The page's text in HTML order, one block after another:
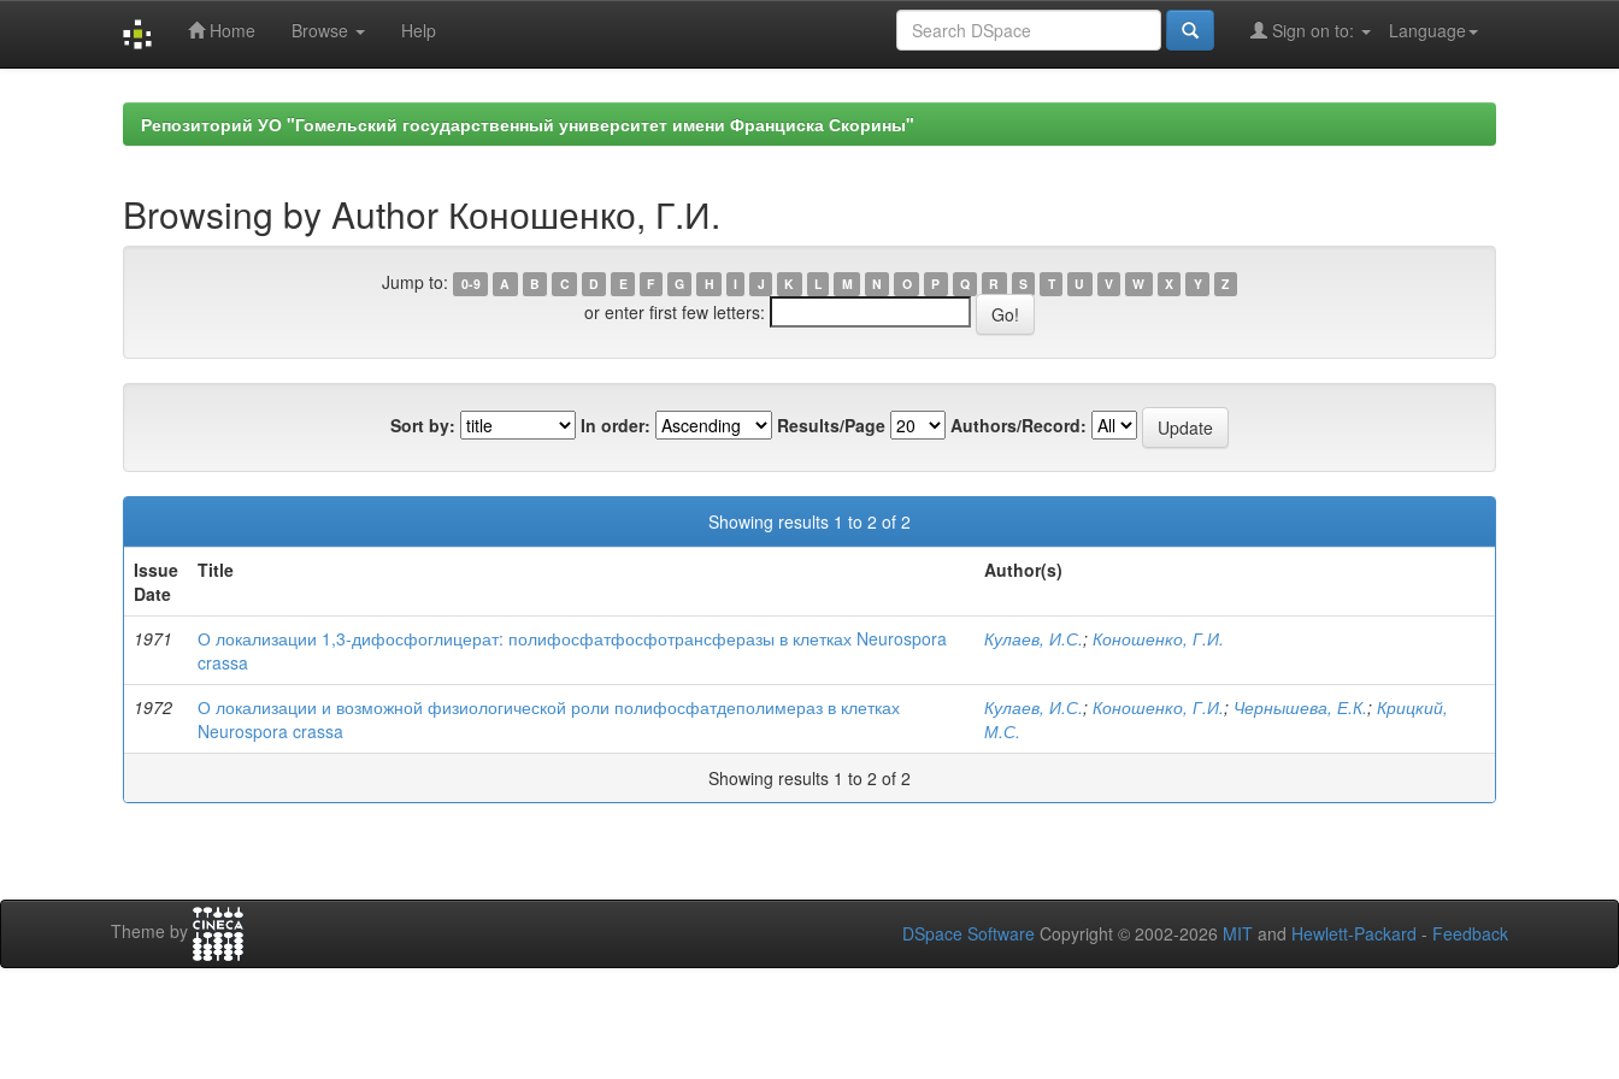
Home Browse Help Language
Sign on to:
Репозиторий УО "Гомельский государственный университет имени Франциска Скорины"
Browsing by Author Коношенко, Г.И.
Jump to: 0-9 A B C D E F G H I J K L M N O P Q R S T U V W X Y Z
or enter first few letters:
Sort by: In order: Results/Page Authors/Record:
Showing results 1 to 2 of 2
Issue
Date
Title Author(s)
1971
О локализации 1,3-дифосфоглицерат: полифосфатфосфотрансферазы в клетках Neurospora
crassa
Кулаев, И.С.; Коношенко, Г.И.
1972
О локализации и возможной физиологической роли полифосфатдеполимераз в клетках
Neurospora crassa
Кулаев, И.С.; Коношенко, Г.И.; Чернышева, Е.К.; Крицкий,
М.С.
Showing results 1 to 2 of 2
Theme by DSpace Software Copyright © 2002-2026 MIT and Hewlett-Packard - Feedback